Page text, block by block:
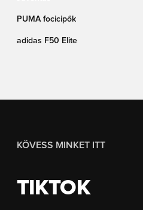
PUMA focicipők
adidas F50 Elite
KÖVESS MINKET ITT
TIKTOK